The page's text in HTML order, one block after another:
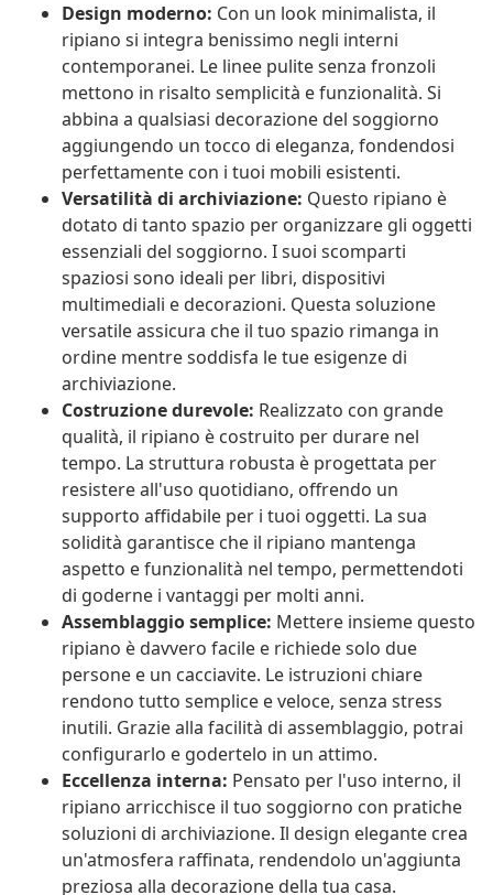
Design moderno: Con un look minimalista, il
ripiano si integra benissimo negli interni
contemporanei. Le linee pulite senza fronzoli
mettono in risalto semplicità e funzionalità. Si
abbina a qualsiasi decorazione del soggiorno
aggiungendo un tocco di eleganza, fondendosi
perfettamente con i tuoi mobili esistenti.
Versatilità di archiviazione: Questo ripiano è
dotato di tanto spazio per organizzare gli oggetti
essenziali del soggiorno. I suoi scomparti
spaziosi sono ideali per libri, dispositivi
multimediali e decorazioni. Questa soluzione
versatile assicura che il tuo spazio rimanga in
ordine mentre soddisfa le tue esigenze di
archiviazione.
Costruzione durevole: Realizzato con grande
qualità, il ripiano è costruito per durare nel
tempo. La struttura robusta è progettata per
resistere all'uso quotidiano, offrendo un
supporto affidabile per i tuoi oggetti. La sua
solidità garantisce che il ripiano mantenga
aspetto e funzionalità nel tempo, permettendoti
di goderne i vantaggi per molti anni.
Assemblaggio semplice: Mettere insieme questo
ripiano è davvero facile e richiede solo due
persone e un cacciavite. Le istruzioni chiare
rendono tutto semplice e veloce, senza stress
inutili. Grazie alla facilità di assemblaggio, potrai
configurarlo e godertelo in un attimo.
Eccellenza interna: Pensato per l'uso interno, il
ripiano arricchisce il tuo soggiorno con pratiche
soluzioni di archiviazione. Il design elegante crea
un'atmosfera raffinata, rendendolo un'aggiunta
preziosa alla decorazione della tua casa.